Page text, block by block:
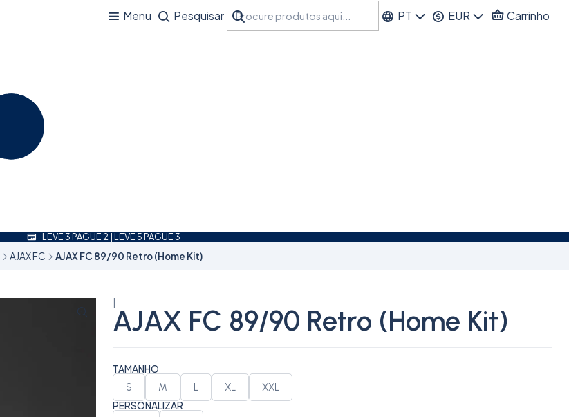
Menu Pesquisar PT EUR Carrinho
LEVE 3 PAGUE 2 | LEVE 5 PAGUE 3
AJAX FC AJAX FC 89/90 Retro (Home Kit)
AJAX FC 89/90 Retro (Home Kit)
TAMANHO
S M L XL XXL
PERSONALIZAR